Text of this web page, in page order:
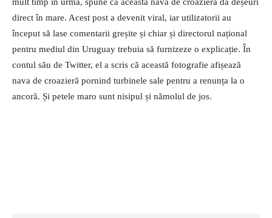
direct în mare. Acest post a devenit viral, iar utilizatorii au
început să lase comentarii greșite și chiar și directorul național
pentru mediul din Uruguay trebuia să furnizeze o explicație. În
contul său de Twitter, el a scris că această fotografie afișează
nava de croazieră pornind turbinele sale pentru a renunța la o
ancoră. Și petele maro sunt nisipul și nămolul de jos.